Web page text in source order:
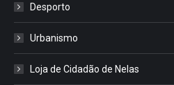
Desporto
Urbanismo
Loja de Cidadão de Nelas